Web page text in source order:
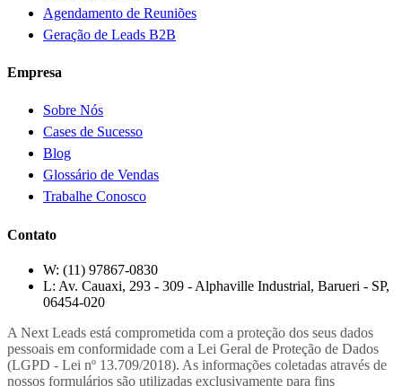
Agendamento de Reuniões
Geração de Leads B2B
Empresa
Sobre Nós
Cases de Sucesso
Blog
Glossário de Vendas
Trabalhe Conosco
Contato
W: (11) 97867-0830
L: Av. Cauaxi, 293 - 309 - Alphaville Industrial, Barueri - SP,
06454-020
A Next Leads está comprometida com a proteção dos seus dados
pessoais em conformidade com a Lei Geral de Proteção de Dados
(LGPD - Lei nº 13.709/2018). As informações coletadas através de
nossos formulários são utilizadas exclusivamente para fins